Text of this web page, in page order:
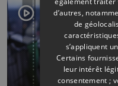
d’autres,
de
s’appliquent
Certains
leur intérêt
consentement ;